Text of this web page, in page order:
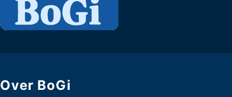
Over BoGi